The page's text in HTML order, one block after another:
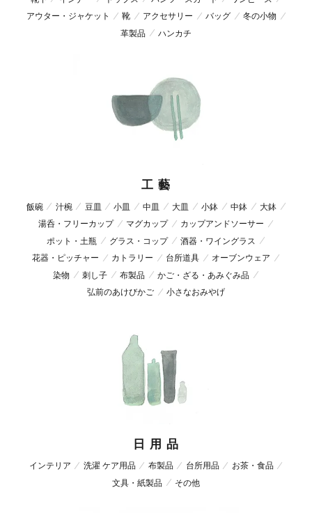
アウター・ジャケット
靴 アクセサリー バッグ
冬の小物
革製品
ハンカチ
工 藝
飯碗 汁椀 豆皿 小皿 中皿 大皿 小鉢 中鉢
大鉢
湯呑・フリーカップ
マグカップ
カップアンドソーサー
ポット・土瓶
グラス・コップ
酒器・ワイングラス
花器・ピッチャー
カトラリー 台所道具
オーブンウェア
染物
刺し子 布製品
かご・ざる・あみぐみ品
弘前のあけびかご
小さなおみやげ
日 用 品
インテリア 洗濯 ケア用品 布製品 台所用品
お茶・食品
文具・紙製品
その他